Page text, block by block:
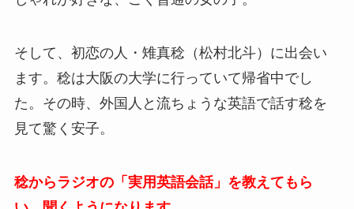
そして、初恋の人・ 雉真稔（松村北斗）に出会い
ます。稔は大阪の大学に行っていて帰省中でし
た。その時、外国人と流ちょうな英語で話す稔を
見て驚く安子。
稔からラジオの「実用英語会話」を教えてもら